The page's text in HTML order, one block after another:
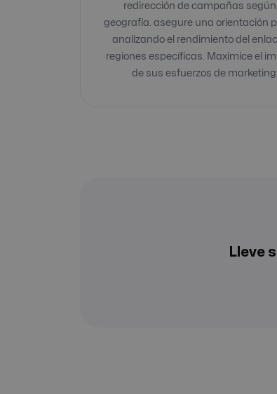
redirección de campañas según
geografía. asegure una orientación
analizando el rendimiento del
regiones específicas. Maximice el
de sus esfuerzos de marketing.
Lleve